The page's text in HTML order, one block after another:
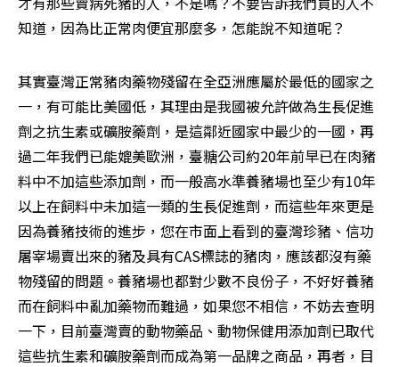
知道，因為比正常肉便宜那麼多，怎能說不知道呢？
其實臺灣正常豬肉藥物殘留在全亞洲應屬於最低的國家之
一，有可能比美國低，其理由是我國被允許做為生長促進
劑之抗生素或礦胺藥劑，是這鄰近國家中最少的一國，再
過二年我們已能媲美歐洲，臺糖公司約20年前早已在肉豬
料中不加這些添加劑，而一般高水準養豬場也至少有10年
以上在飼料中未加這一類的生長促進劑，而這些年來更是
因為養豬技術的進步，您在市面上看到的臺灣珍豬、信功
屠宰場賣出來的豬及具有CAS標誌的豬肉，應該都沒有藥
物殘留的問題。養豬場也都對少數不良份子，不好好養豬
而在飼料中亂加藥物而難過，如果您不相信，不妨去查明
一下，目前臺灣賣的動物藥品、動物保健用添加劑已取代
這些抗生素和礦胺藥劑而成為第一品牌之商品，再者，目